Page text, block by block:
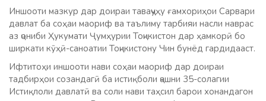
Иншооти мазкур дар доираи таваҷҷуҳу ғамхориҳои Сарвари
давлат ба соҳаи маориф ва таълиму тарбияи насли наврас
аз ҷониби Ҳукумати Ҷумҳурии Тоҷикистон дар ҳамкорӣ бо
ширкати кӯҳӣ-саноатии Тоҷикистону Чин бунёд гардидааст.
Ифтитоҳи иншооти нави соҳаи маориф дар доираи
тадбирҳои созандагӣ ба истиқболи ҷашни 35-солагии
Истиқлоли давлатӣ ва соли нави таҳсил барои хонандагон